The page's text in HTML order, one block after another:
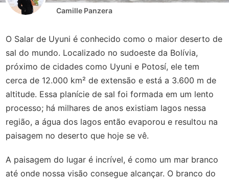
Camille Panzera
O Salar de Uyuni é conhecido como o maior deserto de
sal do mundo. Localizado no sudoeste da Bolívia,
próximo de cidades como Uyuni e Potosí, ele tem
cerca de 12.000 km² de extensão e está a 3.600 m de
altitude. Essa planície de sal foi formada em um lento
processo; há milhares de anos existiam lagos nessa
região, a água dos lagos então evaporou e resultou na
paisagem no deserto que hoje se vê.
A paisagem do lugar é incrível, é como um mar branco
até onde nossa visão consegue alcançar. O branco do